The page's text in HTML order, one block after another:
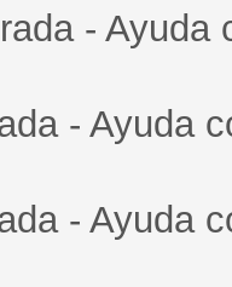
- Ayuda
- Ayuda
- Ayuda